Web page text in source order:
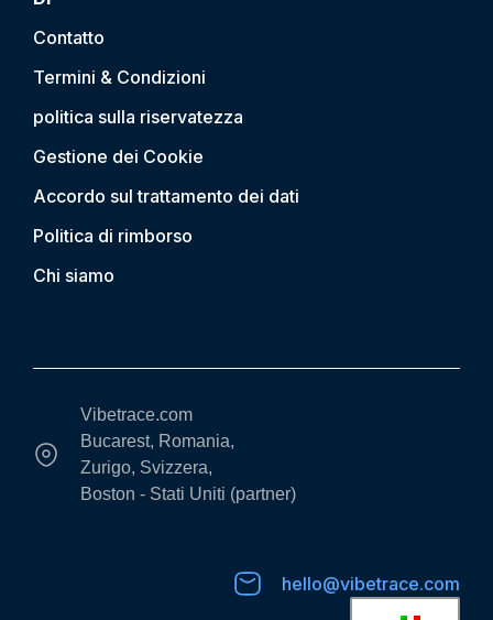
Contatto
Termini & Condizioni
politica sulla riservatezza
Gestione dei Cookie
Accordo sul trattamento dei dati
Politica di rimborso
Chi siamo
Vibetrace.com
Bucarest, Romania,
Zurigo, Svizzera,
Boston - Stati Uniti (partner)
hello@vibetrace.com